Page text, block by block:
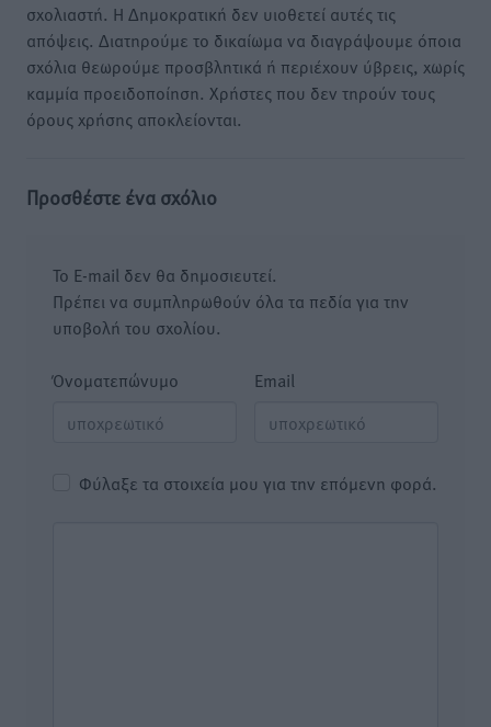
σχολιαστή. Η Δημοκρατική δεν υιοθετεί αυτές τις
απόψεις. Διατηρούμε το δικαίωμα να διαγράψουμε όποια
σχόλια θεωρούμε προσβλητικά ή περιέχουν ύβρεις, χωρίς
καμμία προειδοποίηση. Χρήστες που δεν τηρούν τους
όρους χρήσης αποκλείονται.
Προσθέστε ένα σχόλιο
Το E-mail δεν θα δημοσιευτεί.
Πρέπει να συμπληρωθούν όλα τα πεδία για την
υποβολή του σχολίου.
Όνοματεπώνυμο Email
Φύλαξε τα στοιχεία μου για την επόμενη φορά.